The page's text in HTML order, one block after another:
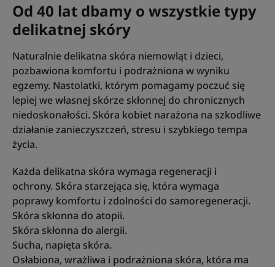
Od 40 lat dbamy o wszystkie typy
delikatnej skóry
Naturalnie delikatna skóra niemowląt i dzieci,
pozbawiona komfortu i podrażniona w wyniku
egzemy. Nastolatki, którym pomagamy poczuć się
lepiej we własnej skórze skłonnej do chronicznych
niedoskonałości. Skóra kobiet narażona na szkodliwe
działanie zanieczyszczeń, stresu i szybkiego tempa
życia.
Każda delikatna skóra wymaga regeneracji i
ochrony. Skóra starzejąca się, która wymaga
poprawy komfortu i zdolności do samoregeneracji.
Skóra skłonna do atopii.
Skóra skłonna do alergii.
Sucha, napięta skóra.
Osłabiona, wrażliwa i podrażniona skóra, która ma